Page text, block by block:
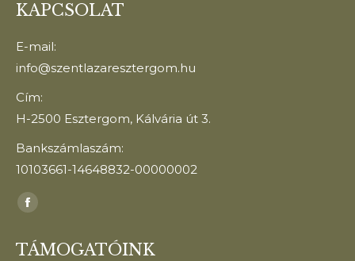
KAPCSOLAT
E-mail:
info@szentlazaresztergom.hu
Cím:
H-2500 Esztergom, Kálvária út 3.
Bankszámlaszám:
10103661-14648832-00000002
Find us on:
Facebook
opens
TÁMOGATÓINK